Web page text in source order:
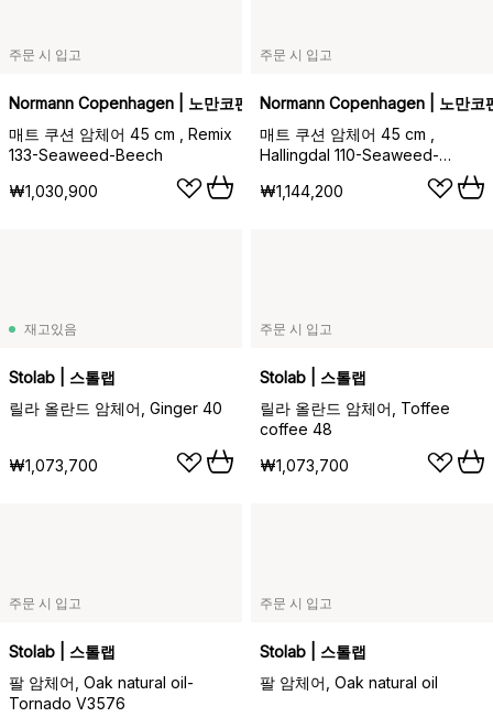
주문 시 입고
Normann Copenhagen | 노만코펜하겐
매트 쿠션 암체어 45 cm , Remix
133-Seaweed-Beech
₩1,030,900
주문 시 입고
Normann Copenhagen | 노만코
매트 쿠션 암체어 45 cm ,
Hallingdal 110-Seaweed-
₩1,144,200
재고있음
Stolab | 스톨랩
릴라 올란드 암체어, Ginger 40
₩1,073,700
주문 시 입고
Stolab | 스톨랩
릴라 올란드 암체어, Toffee
coffee 48
₩1,073,700
주문 시 입고
Stolab | 스톨랩
팔 암체어, Oak natural oil-
Tornado V3576
주문 시 입고
Stolab | 스톨랩
팔 암체어, Oak natural oil